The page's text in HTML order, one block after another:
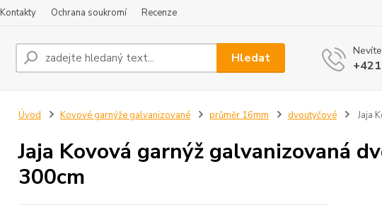
Kontakty Ochrana soukromí Recenze
Hledat
Úvod Kovové garnýže galvanizované průměr 16mm dvoutyčové Jaja
Jaja Kovová garnýž galvanizovaná
300cm